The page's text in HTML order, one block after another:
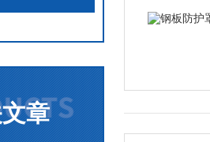
章